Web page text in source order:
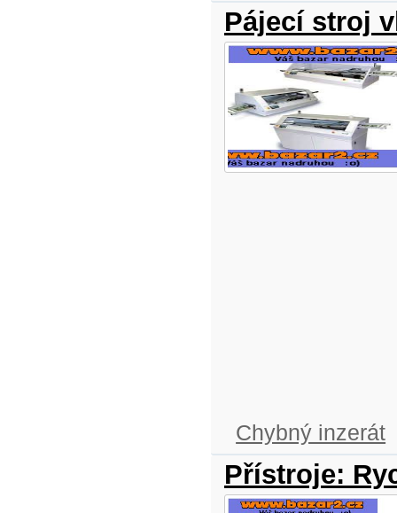
Pájecí stroj
Chybný inzerát
Přístroje: